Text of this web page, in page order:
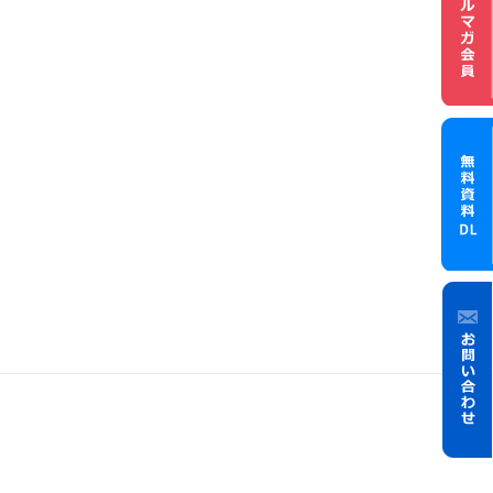
メル
無料